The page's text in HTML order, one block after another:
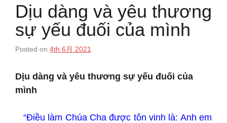
Dịu dàng và yêu thương
sự yếu đuối của mình
Posted on 4th 6月 2021
Dịu dàng và yêu thương sự yếu đuối của
mình
“Điều làm Chúa Cha được tôn vinh là: Anh em